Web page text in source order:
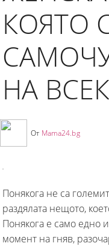
КОЯТО
НА
От Mama24.bg
Понякога не са
раздялата нещото,
Понякога е само едно
момент на гняв,